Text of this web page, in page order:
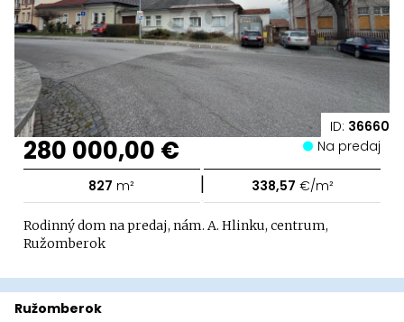
ID: 36660
280 000,00 € Na predaj
827 m² | 338,57 €/m²
Rodinný dom na predaj, nám. A. Hlinku, centrum,
Ružomberok
Ružomberok